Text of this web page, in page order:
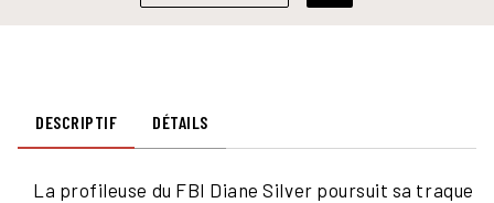
DESCRIPTIF DÉTAILS
La profileuse du FBI Diane Silver poursuit sa traque